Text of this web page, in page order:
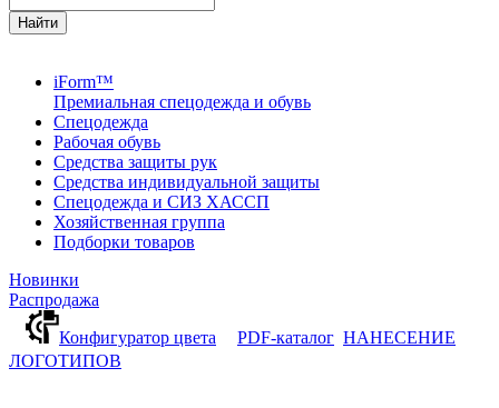
Найти
iForm™
Премиальная спецодежда и обувь
Спецодежда
Рабочая обувь
Средства защиты рук
Средства индивидуальной защиты
Спецодежда и СИЗ ХАССП
Хозяйственная группа
Подборки товаров
Новинки
Распродажа
Конфигуратор цвета
PDF-каталог НАНЕСЕНИЕ
ЛОГОТИПОВ